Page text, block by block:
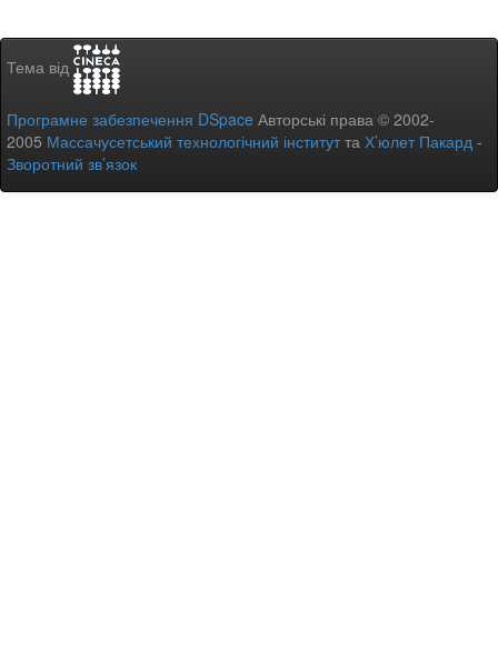
Тема від
Програмне забезпечення DSpace Авторські права © 2002-
2005 Массачусетський технологічний інститутта Х’юлет Пакард -
Зворотний зв’язок